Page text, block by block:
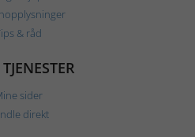
& råd
sider
direkt